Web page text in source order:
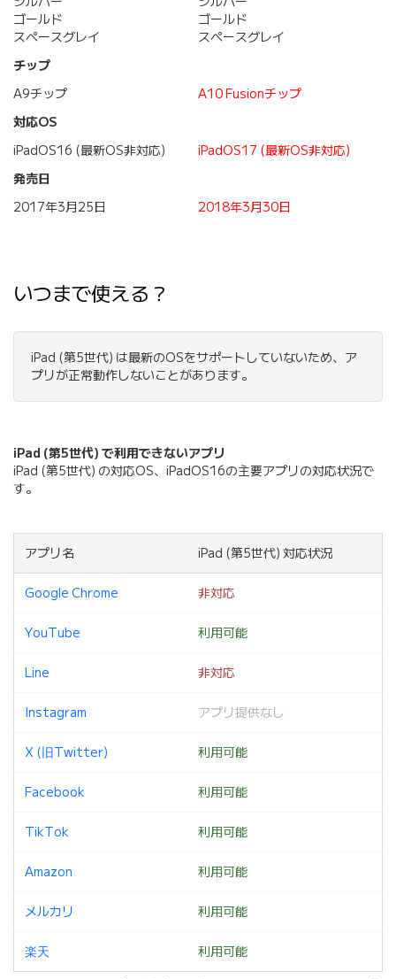
ゴールド
スペースグレイ
ゴールド
スペースグレイ
チップ
A9チップ
A10 Fusionチップ
対応OS
iPadOS16 (最新OS非対応)
iPadOS17 (最新OS非対応)
発売日
2017年3月25日
2018年3月30日
いつまで使える？
iPad (第5世代) は最新のOSをサポートしていないため、ア
プリが正常動作しないことがあります。
iPad (第5世代) で利用できないアプリ
iPad (第5世代) の対応OS、iPadOS16の主要アプリの対応状況で
す。
アプリ名 iPad (第5世代) 対応状況
Google Chrome 非対応
YouTube 利用可能
Line 非対応
Instagram アプリ提供なし
X (旧Twitter) 利用可能
Facebook 利用可能
TikTok 利用可能
Amazon 利用可能
メルカリ 利用可能
楽天 利用可能